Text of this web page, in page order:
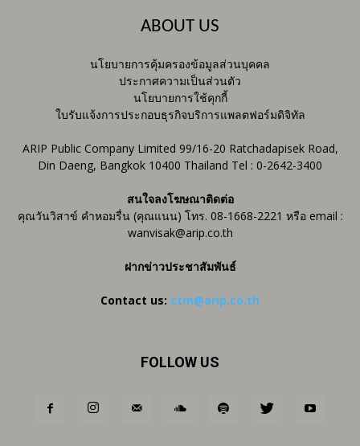
ABOUT US
นโยบายการคุ้มครองข้อมูลส่วนบุคคล
ประกาศความเป็นส่วนตัว
นโยบายการใช้คุกกี้
ใบรับแจ้งการประกอบธุรกิจบริการแพลตฟอร์มดิจิทัล
ARIP Public Company Limited 99/16-20 Ratchadapisek Road,
Din Daeng, Bangkok 10400 Thailand Tel : 0-2642-3400
สนใจลงโฆษณาติดต่อ
คุณวันวิสาข์ คำหอมรื่น (คุณแนน) โทร. 08-1668-2221 หรือ email :
wanvisak@arip.co.th
ฝากข่าวประชาสัมพันธ์
Contact us: ctm@arip.co.th
FOLLOW US